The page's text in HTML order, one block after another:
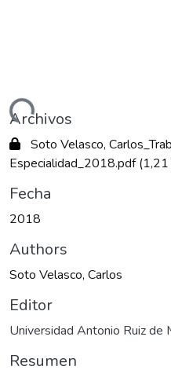
Archivos
Soto Velasco,
Especialidad_2018.pdf
Fecha
2018
Authors
Soto Velasco, Carlos
Editor
Universidad Antonio Ruiz de
Resumen